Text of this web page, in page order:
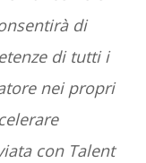
di
di tutti i
nei propri
con Talent